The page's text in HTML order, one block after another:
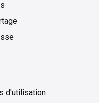
d'utilisation